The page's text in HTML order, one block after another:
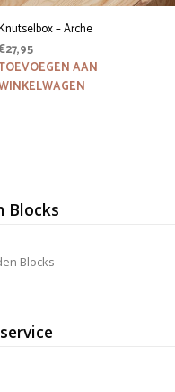
– Arche
27,95
AAN
Blocks
Blocks